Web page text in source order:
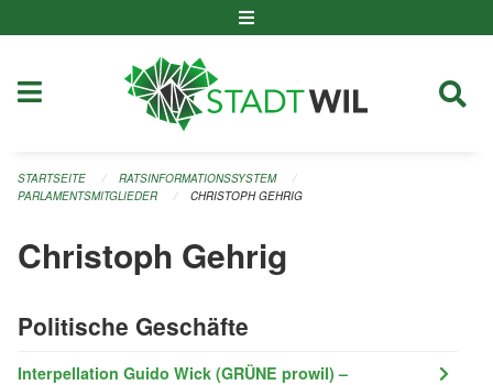
STARTSEITE
RATSINFORMATIONSSYSTEM
PARLAMENTSMITGLIEDER
CHRISTOPH GEHRIG
Christoph Gehrig
Politische Geschäfte
Interpellation Guido Wick (GRÜNE prowil) –